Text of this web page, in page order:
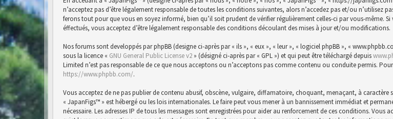
n’acceptez pas d’être légalement responsable de toutes les conditions suivantes, alors n’accedez pas et/ou
ferons tout pour que vous en soyez informé, bien qu’il soit prudent de vérifier régulièrement celles-ci par vous-même.
éffectués, vous acceptez d’être légalement responsable des conditions découlant des mises à jour et/ou modifications.
Nos forums sont developpés par phpBB (designe ci-après par « ils », « eux », « leur », « logiciel phpBB », «
sous la licence « GNU General Public License v2 » (désigné ci-après par « GPL ») et qui peut être téléchargé depuis
Limited n’est pas responsable de ce que nous acceptons ou n’acceptons pas comme contenu ou conduite permis.
https://www.phpbb.com/.
Vous acceptez de ne pas publier de contenu abusif, obscène, vulgaire, diffamatoire, choquant, menaçant, à
« JapanFigs™ » est hébergé ou les lois internationales. Le faire peut vous mener à un bannissement immédiat et
nécessaire. Les adresses IP de tous les messages sont enregistrées pour aider au renforcement de ces conditions.